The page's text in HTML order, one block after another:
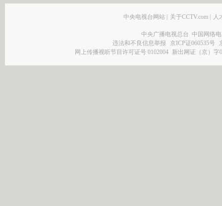
中央电视台网站 | 关于CCTV.com | 人
中央广播电视总台 中国网络
违法和不良信息举报
京ICP证060535号
网上传播视听节目许可证号 0102004 新出网证（京）